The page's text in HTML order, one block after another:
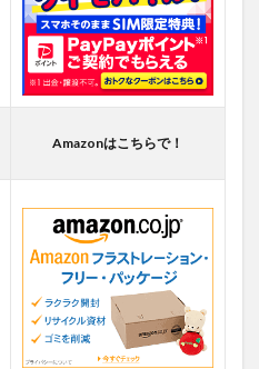
Amazonはこちらで！